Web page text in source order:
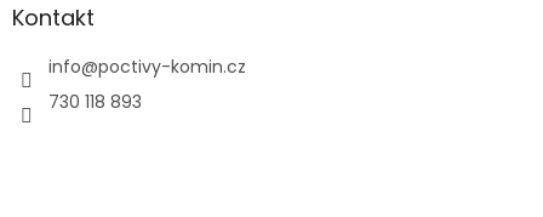
Kontakt
info@poctivy-komin.cz
730 118 893